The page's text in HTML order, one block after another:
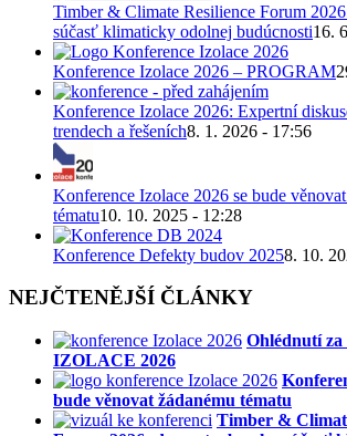
Timber & Climate Resilience Forum
súčasť klimaticky odolnej budúcnosti16.
Konference Izolace 2026 – PROGRAM
Konference Izolace 2026: Expertní
trendech a řešeních8. 1. 2026 - 17:56
Konference Izolace 2026 se bude
tématu10. 10. 2025 - 12:28
Konference Defekty budov 20258. 10.
NEJČTENĚJŠÍ ČLÁNKY
Ohlédnutí
IZOLACE 2026
bude věnovat žádanému tématu
Timber &